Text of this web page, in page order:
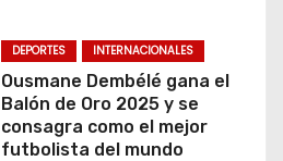
DEPORTES INTERNACIONALES
Ousmane Dembélé gana el
Balón de Oro 2025 y se
consagra como el mejor
futbolista del mundo